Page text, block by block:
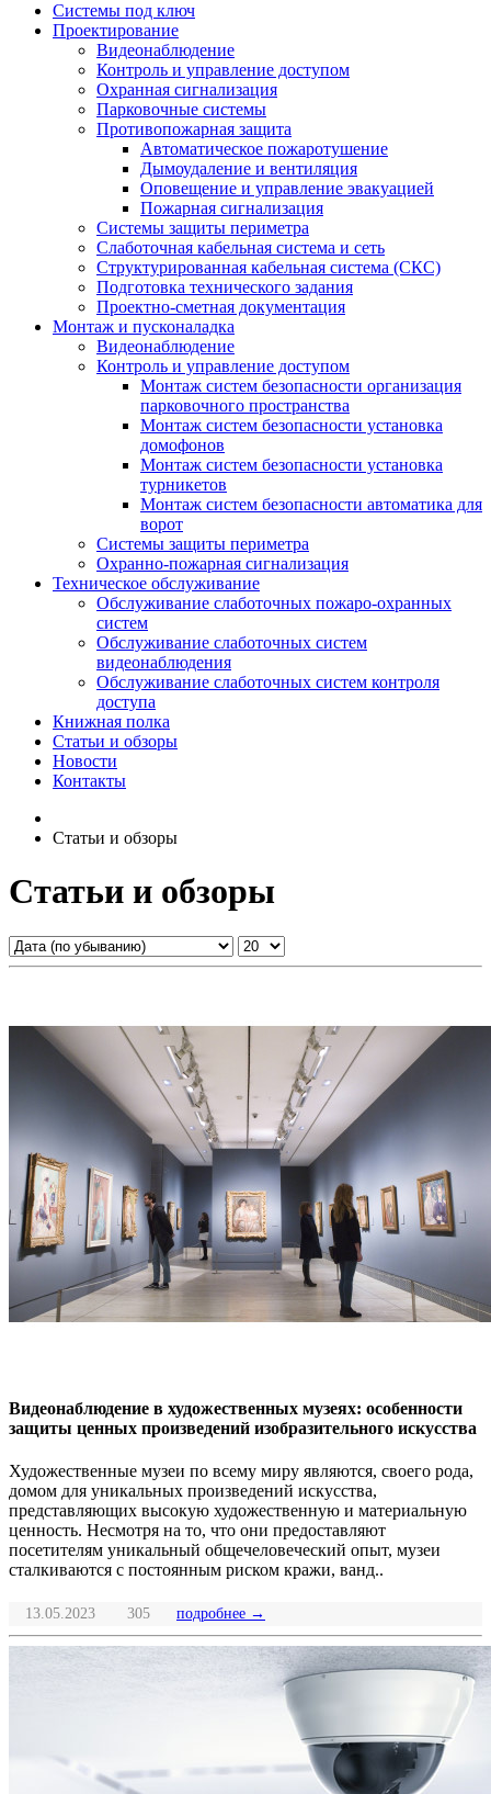
Системы под ключ
Проектирование
Видеонаблюдение
Контроль и управление доступом
Охранная сигнализация
Парковочные системы
Противопожарная защита
Автоматическое пожаротушение
Дымоудаление и вентиляция
Оповещение и управление эвакуацией
Пожарная сигнализация
Системы защиты периметра
Слаботочная кабельная система и сеть
Структурированная кабельная система (СКС)
Подготовка технического задания
Проектно-сметная документация
Монтаж и пусконаладка
Видеонаблюдение
Контроль и управление доступом
Монтаж систем безопасности организация
парковочного пространства
Монтаж систем безопасности установка
домофонов
Монтаж систем безопасности установка
турникетов
Монтаж систем безопасности автоматика для
ворот
Системы защиты периметра
Охранно-пожарная сигнализация
Техническое обслуживание
Обслуживание слаботочных пожаро-охранных
систем
Обслуживание слаботочных систем
видеонаблюдения
Обслуживание слаботочных систем контроля
доступа
Книжная полка
Статьи и обзоры
Новости
Контакты
Статьи и обзоры
Статьи и обзоры
Видеонаблюдение в художественных музеях: особенности
защиты ценных произведений изобразительного искусства
Художественные музеи по всему миру являются, своего рода,
домом для уникальных произведений искусства,
представляющих высокую художественную и материальную
ценность. Несмотря на то, что они предоставляют
посетителям уникальный общечеловеческий опыт, музеи
сталкиваются с постоянным риском кражи, ванд..
13.05.2023 305 подробнее →